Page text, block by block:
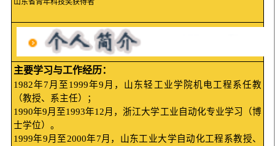
主要学习与工作经历：
1982年7 月至1999年9 月，山东轻工业学院机电工程系任教
（教授、系主任）；
1990年9月至1993年12月，浙江大学工业自动化专业学习（博
士学位）。
1999年9月至2000年7月，山东工业大学自动化工程系教授、